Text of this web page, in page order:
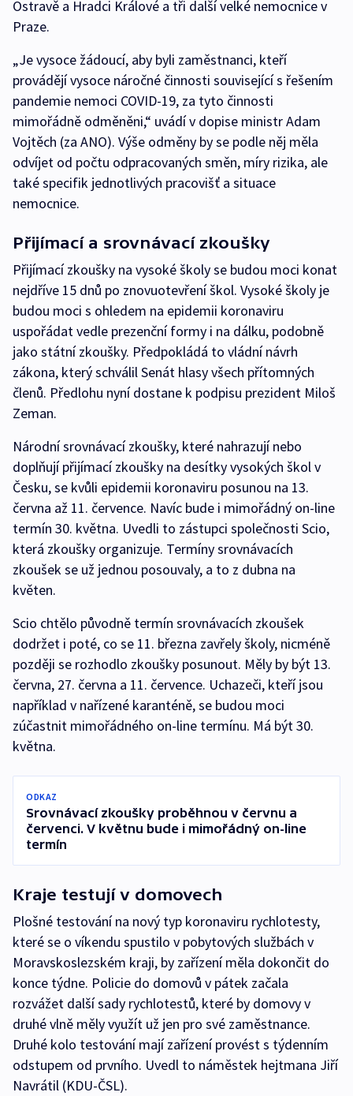
Ostravě a Hradci Králové a tři další velké nemocnice v
Praze.
„Je vysoce žádoucí, aby byli zaměstnanci, kteří
provádějí vysoce náročné činnosti související s řešením
pandemie nemoci COVID-19, za tyto činnosti
mimořádně odměněni,“ uvádí v dopise ministr Adam
Vojtěch (za ANO). Výše odměny by se podle něj měla
odvíjet od počtu odpracovaných směn, míry rizika, ale
také specifik jednotlivých pracovišť a situace
nemocnice.
Přijímací a srovnávací zkoušky
Přijímací zkoušky na vysoké školy se budou moci konat
nejdříve 15 dnů po znovuotevření škol. Vysoké školy je
budou moci s ohledem na epidemii koronaviru
uspořádat vedle prezenční formy i na dálku, podobně
jako státní zkoušky. Předpokládá to vládní návrh
zákona, který schválil Senát hlasy všech přítomných
členů. Předlohu nyní dostane k podpisu prezident Miloš
Zeman.
Národní srovnávací zkoušky, které nahrazují nebo
doplňují přijímací zkoušky na desítky vysokých škol v
Česku, se kvůli epidemii koronaviru posunou na 13.
června až 11. července. Navíc bude i mimořádný on-line
termín 30. května. Uvedli to zástupci společnosti Scio,
která zkoušky organizuje. Termíny srovnávacích
zkoušek se už jednou posouvaly, a to z dubna na
květen.
Scio chtělo původně termín srovnávacích zkoušek
dodržet i poté, co se 11. března zavřely školy, nicméně
později se rozhodlo zkoušky posunout. Měly by být 13.
června, 27. června a 11. července. Uchazeči, kteří jsou
například v nařízené karanténě, se budou moci
zúčastnit mimořádného on-line termínu. Má být 30.
května.
ODKAZ
Srovnávací zkoušky proběhnou v červnu a
červenci. V květnu bude i mimořádný on-line
termín
Kraje testují v domovech
Plošné testování na nový typ koronaviru rychlotesty,
které se o víkendu spustilo v pobytových službách v
Moravskoslezském kraji, by zařízení měla dokončit do
konce týdne. Policie do domovů v pátek začala
rozvážet další sady rychlotestů, které by domovy v
druhé vlně měly využít už jen pro své zaměstnance.
Druhé kolo testování mají zařízení provést s týdenním
odstupem od prvního. Uvedl to náměstek hejtmana Jiří
Navrátil (KDU-ČSL).